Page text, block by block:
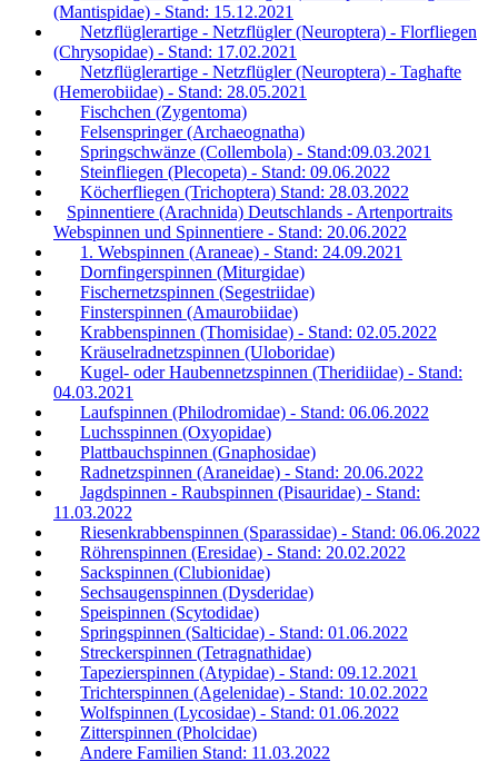
(Mantispidae) - Stand: 15.12.2021
Netzflüglerartige - Netzflügler (Neuroptera) - Florfliegen
(Chrysopidae) - Stand: 17.02.2021
Netzflüglerartige - Netzflügler (Neuroptera) - Taghafte
(Hemerobiidae) - Stand: 28.05.2021
Fischchen (Zygentoma)
Felsenspringer (Archaeognatha)
Springschwänze (Collembola) - Stand:09.03.2021
Steinfliegen (Plecopeta) - Stand: 09.06.2022
Köcherfliegen (Trichoptera) Stand: 28.03.2022
Spinnentiere (Arachnida) Deutschlands - Artenportraits
Webspinnen und Spinnentiere - Stand: 20.06.2022
1. Webspinnen (Araneae) - Stand: 24.09.2021
Dornfingerspinnen (Miturgidae)
Fischernetzspinnen (Segestriidae)
Finsterspinnen (Amaurobiidae)
Krabbenspinnen (Thomisidae) - Stand: 02.05.2022
Kräuselradnetzspinnen (Uloboridae)
Kugel- oder Haubennetzspinnen (Theridiidae) - Stand:
04.03.2021
Laufspinnen (Philodromidae) - Stand: 06.06.2022
Luchsspinnen (Oxyopidae)
Plattbauchspinnen (Gnaphosidae)
Radnetzspinnen (Araneidae) - Stand: 20.06.2022
Jagdspinnen - Raubspinnen (Pisauridae) - Stand:
11.03.2022
Riesenkrabbenspinnen (Sparassidae) - Stand: 06.06.2022
Röhrenspinnen (Eresidae) - Stand: 20.02.2022
Sackspinnen (Clubionidae)
Sechsaugenspinnen (Dysderidae)
Speispinnen (Scytodidae)
Springspinnen (Salticidae) - Stand: 01.06.2022
Streckerspinnen (Tetragnathidae)
Tapezierspinnen (Atypidae) - Stand: 09.12.2021
Trichterspinnen (Agelenidae) - Stand: 10.02.2022
Wolfspinnen (Lycosidae) - Stand: 01.06.2022
Zitterspinnen (Pholcidae)
Andere Familien Stand: 11.03.2022